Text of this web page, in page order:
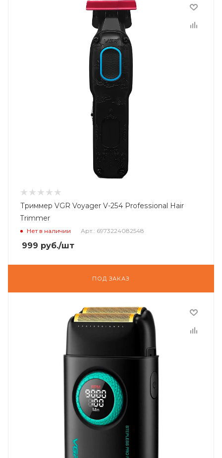
Триммер VGR Voyager V-254 Professional Hair
Trimmer
Нет в наличии Арт.: 6973224082548
999 руб./шт
ПОД ЗАКАЗ